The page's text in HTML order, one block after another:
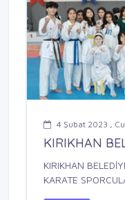
4 Şubat 2023 ,
KIRIKHAN
KIRIKHAN
KARATE